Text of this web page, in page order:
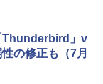
キスト 第４版
(16GB) 7イ
調節ライト、12
告なし、ブラッ
Thunderbird」v
の修正も（7月